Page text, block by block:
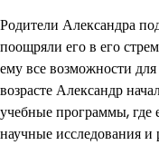
Родители Александра
поощряли его в его
ему все возможности
возрасте Александр
учебные программы, где
научные исследования и